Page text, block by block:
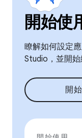
開始使
瞭解如何設定
Studio，並開始
開